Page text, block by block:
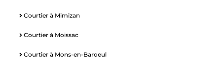
Courtier à Mimizan
Courtier à Moissac
Courtier à Mons-en-Baroeul